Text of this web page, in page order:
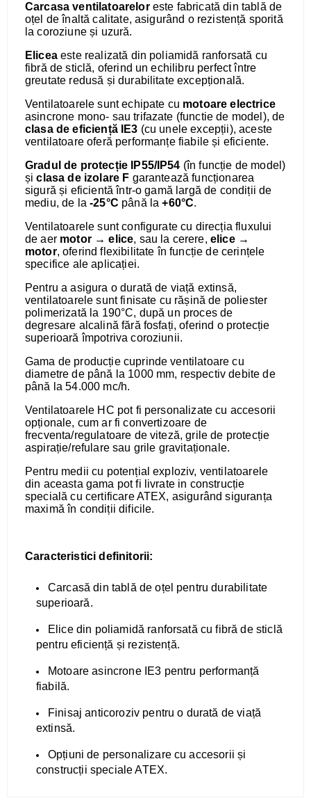
Carcasa ventilatoareloreste fabricată din tablă de
oțel de înaltă calitate, asigurând o rezistență sporită
la coroziune și uzură.
Eliceaeste realizată din poliamidă ranforsată cu
fibră de sticlă, oferind un echilibru perfect între
greutate redusă și durabilitate excepțională.
Ventilatoarele sunt echipate cu motoare electrice
asincrone mono- sau trifazate (functie de model), de
clasa de eficiență IE3 (cu unele excepții), aceste
ventilatoare oferă performanțe fiabile și eficiente.
Gradul de protecție
IP55/IP54 (în funcție de model)
șiclasa de izolare F garantează funcționarea
sigură și eficientă într-o gamă largă de condiții de
mediu, de la-25°C până la+60°C.
Ventilatoarele sunt configurate cu direcția fluxului
de aer motor → elice, sau la cerere, elice →
motor, oferind flexibilitate în funcție de cerințele
specifice ale aplicației.
Pentru a asigura o durată de viață extinsă,
ventilatoarele sunt finisate cu rășină de poliester
polimerizată la 190°C, după un proces de
degresare alcalină fără fosfați, oferind o protecție
superioară împotriva coroziunii.
Gama de producție cuprinde ventilatoare cu
diametre de până la 1000 mm, respectiv debite de
până la 54.000 mc/h.
Ventilatoarele HC pot fi personalizate cu accesorii
opționale, cum ar fi convertizoare de
frecventa/regulatoare de viteză, grile de protecție
aspirație/refulare sau grile gravitaționale.
Pentru medii cu potențial exploziv, ventilatoarele
din aceasta gama pot fi livrate in construcție
specială cu certificare ATEX, asigurând siguranța
maximă în condiții dificile.
Caracteristici definitorii:
Carcasă din tablă de oțel pentru durabilitate
superioară.
Elice din poliamidă ranforsată cu fibră de sticlă
pentru eficiență și rezistență.
Motoare asincrone IE3 pentru performanță
fiabilă.
Finisaj anticoroziv pentru o durată de viață
extinsă.
Opțiuni de personalizare cu accesorii și
construcții speciale ATEX.